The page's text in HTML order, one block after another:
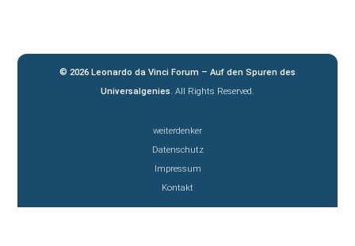
© 2026 Leonardo da Vinci Forum – Auf den Spuren des
Universalgenies. All Rights Reserved.
weiterdenker
Datenschutz
Impressum
Kontakt